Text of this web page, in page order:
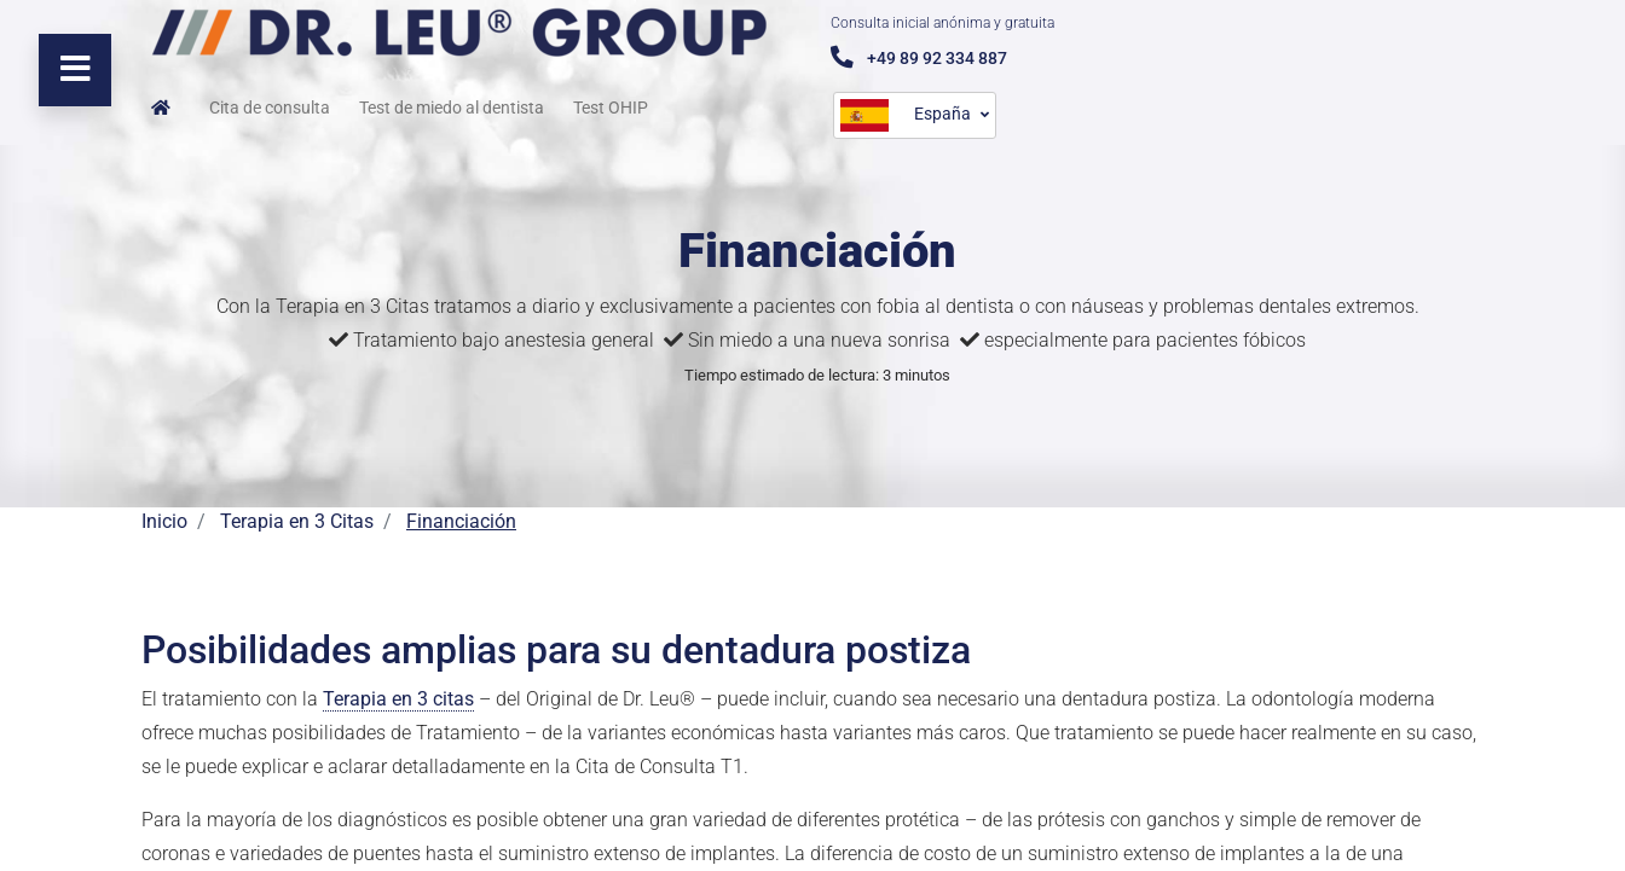
Consulta inicial anónima y gratuita
+49 89 92 334 887
Cita de consulta Test de miedo al dentista Test OHIP España
Financiación
Con la Terapia en 3 Citas tratamos a diario y exclusivamente a pacientes con fobia al dentista o con náuseas y problemas dentales extremos.
Tratamiento bajo anestesia general
Sin miedo a una nueva sonrisa especialmente para pacientes fóbicos
Tiempo estimado de lectura: 3 minutos
Inicio Terapia en 3 Citas Financiación
Posibilidades amplias para su dentadura postiza
El tratamiento con la Terapia en 3 citas – del Original de Dr. Leu® – puede incluir, cuando sea necesario una dentadura postiza. La odontología moderna
ofrece muchas posibilidades de Tratamiento – de la variantes económicas hasta variantes más caros. Que tratamiento se puede hacer realmente en su caso,
se le puede explicar e aclarar detalladamente en la Cita de Consulta T1.
Para la mayoría de los diagnósticos es posible obtener una gran variedad de diferentes protética – de las prótesis con ganchos y simple de remover de
coronas e variedades de puentes hasta el suministro extenso de implantes. La diferencia de costo de un suministro extenso de implantes a la de una